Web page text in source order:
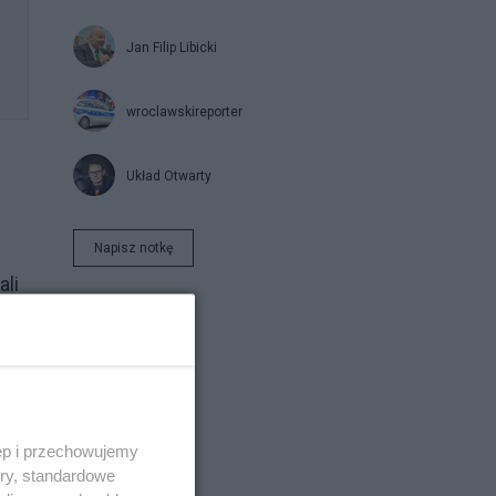
Jan Filip Libicki
wroclawskireporter
Układ Otwarty
Napisz notkę
i przechowujemy
standardowe